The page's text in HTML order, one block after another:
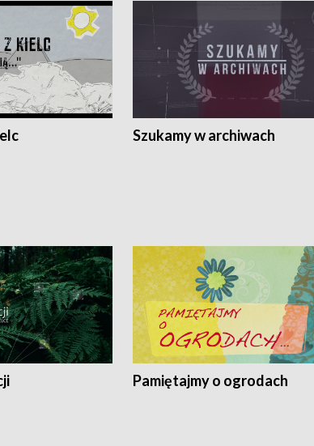
Szukamy w archiwach
Pamiętajmy o ogrodach